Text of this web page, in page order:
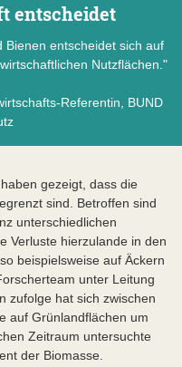
entscheidet
entscheidet sich auf
Nutzflächen."
Referentin, BUND
gezeigt, dass die
sind. Betroffen sind
unterschiedlichen
Verluste hierzulande in den
beispielsweise auf Äckern
unter Leitung
zufolge hat sich zwischen
auf Grünlandflächen um
Zeitraum untersuchte
der Biomasse.